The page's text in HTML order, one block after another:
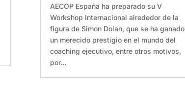
AECOP España ha preparado su V
Workshop Internacional alrededor de la
figura de Simon Dolan, que se ha ganado
un merecido prestigio en el mundo del
coaching ejecutivo, entre otros motivos,
por...